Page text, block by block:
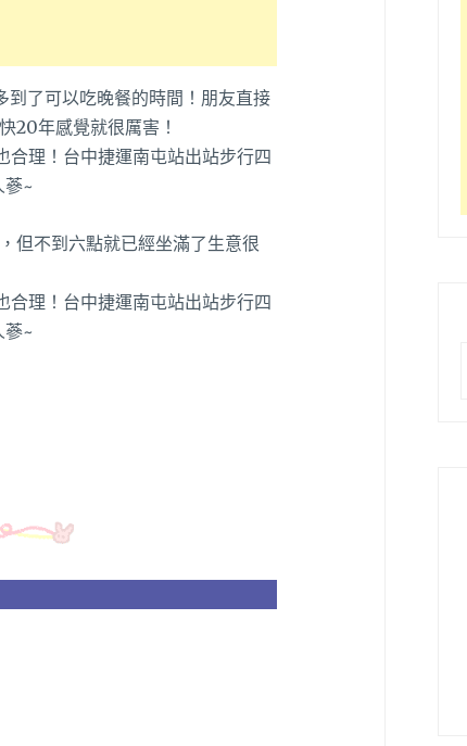
了可以吃晚餐的時間！朋友直接
20年感覺就很厲害！
但不到六點就已經坐滿了生意很